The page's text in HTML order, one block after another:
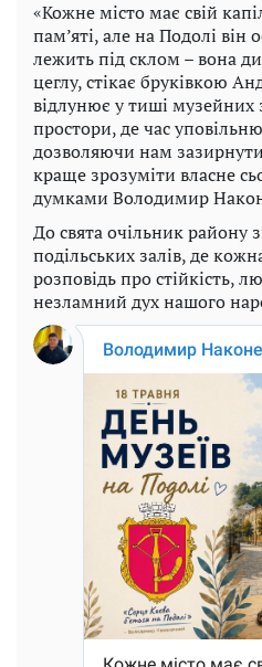
«Кожне місто має свій
пам’яті, але на Подолі він
лежить під склом – вона
цеглу, стікає бруківкою
відлунює у тиші музейних
простори, де час
дозволяючи нам
краще зрозуміти власне
думками Володимир
До свята очільник району
подільських залів, де
розповідь про стійкість,
незламний дух нашого